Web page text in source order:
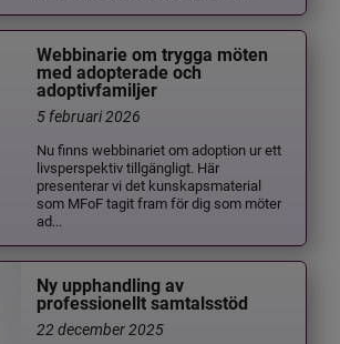
Webbinarie om trygga möten
med adopterade och
adoptivfamiljer
5 februari 2026
Nu finns webbinariet om adoption ur ett
livsperspektiv tillgängligt. Här
presenterar vi det kunskapsmaterial
som MFoF tagit fram för dig som möter
ad...
Ny upphandling av
professionellt samtalsstöd
22 december 2025